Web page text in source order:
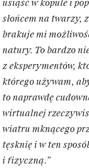
usiąść w kopule i
słońcem na twarzy,
brakuje mi
natury. To bardzo
z eksperymentów,
którego używam,
to naprawdę
wirtualnej
wiatru mknącego
tęsknię i w ten
i fizyczną.”